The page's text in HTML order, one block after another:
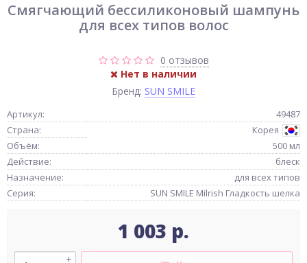
Смягчающий бессиликоновый шампунь
для всех типов волос
0 отзывов
Нет в наличии
Бренд: SUN SMILE
Артикул:
49487
Страна:
Корея
Объём:
500 мл
Действие:
блеск
Назначение:
для всех типов
Серия:
SUN SMILE Milrish Гладкость шелка
1 003 р.
+